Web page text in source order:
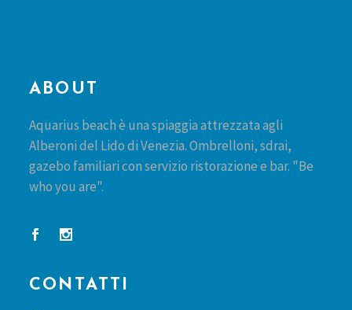
ABOUT
Aquarius beach è una spiaggia attrezzata agli
Alberoni del Lido di Venezia. Ombrelloni, sdrai,
gazebo familiari con servizio ristorazione e bar. "Be
who you are".
CONTATTI